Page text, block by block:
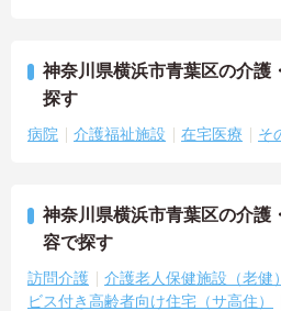
神奈川県横浜市青葉区の介護
探す
病院 介護福祉施設 在宅医療 そ
神奈川県横浜市青葉区の介護
容で探す
訪問介護 介護老人保健施設（老健）
ビス付き高齢者向け住宅（サ高住）